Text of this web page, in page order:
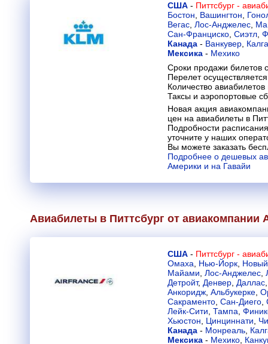
США - Питтсбург -
Бостон
Вашингтон
Вегас Лос-Анджелес
Сан-Франциско Сиэтл
Канада - Ванкувер
Мексика - Мехико
Сроки продажи билетов
Перелет
Количество
Таксы и аэропортовые
Новая акция
цен на авиабилеты в
Подробности
уточните у наших
Вы можете заказать
Подробнее о дешевых
Америки и на Гавайи
Авиабилеты в Питтсбург от авиакомпании
США - Питтсбург -
Омаха
Нью-Йорк
Майами Лос-Анджелес
Детройт, Денвер Даллас
Анкоридж Альбукерке
Сакраменто Сан-Диего
Лейк-Сити Тампа
Хьюстон
Цинциннати
Канада - Монреаль
Мексика - Мехико